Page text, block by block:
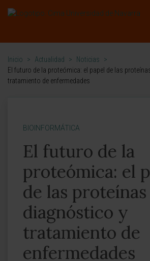
Inicio > Actualidad > Noticias
>
El futuro de la proteómica: el papel de las
tratamiento de enfermedades
BIOINFORMÁTICA
El futuro de la
proteómica: el
de las
diagnóstico y
tratamiento de
enfermedades